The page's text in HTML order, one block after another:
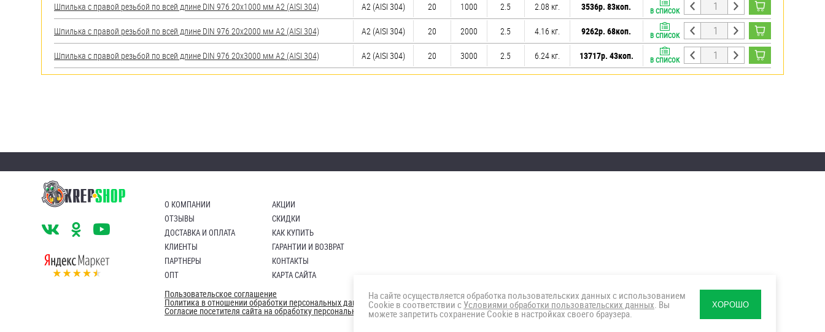
Шпилька с правой резьбой по всей длине DIN 976 20х1000 мм А2 (AISI 304) А2 (AISI 304) 20 1000 2.5 2.08 кг. 3536р. 83коп. В СПИСОК
Шпилька с правой резьбой по всей длине DIN 976 20х2000 мм А2 (AISI 304) А2 (AISI 304) 20 2000 2.5 4.16 кг. 9262р. 68коп. В СПИСОК
Шпилька с правой резьбой по всей длине DIN 976 20х3000 мм А2 (AISI 304) А2 (AISI 304) 20 3000 2.5 6.24 кг. 13717р. 43коп. В СПИСОК
О КОМПАНИИ
ОТЗЫВЫ
ДОСТАВКА И ОПЛАТА
КЛИЕНТЫ
ПАРТНЕРЫ
ОПТ
АКЦИИ
СКИДКИ
КАК КУПИТЬ
ГАРАНТИИ И ВОЗВРАТ
КОНТАКТЫ
КАРТА САЙТА
Пользовательское соглашение
Политика в отношении обработки персональных данных
Согласие посетителя сайта на обработку персональных данны
На сайте осуществляется обработка пользовательских данных с использованием
Cookie в соответствии с Условиями обработки пользовательских данных . Вы
можете запретить сохранение Cookie в настройках своего браузера.
ХОРОШО